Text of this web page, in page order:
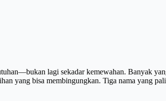
lagi sekadar kemewahan. Banyak
yang bisa membingungkan. Tiga nama yang